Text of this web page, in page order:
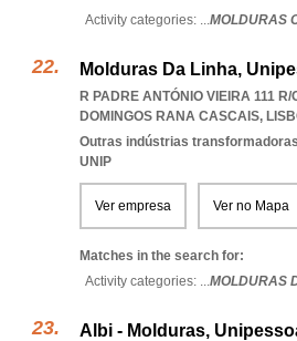
Activity categories: ...MOLDURAS
Molduras Da Linha,
R PADRE ANTÓNIO VIEIRA 111
DOMINGOS RANA CASCAIS,
Outras indústrias
UNIP
Ver empresa Ver no Mapa
Matches in the search for:
Activity categories: ...MOLDURAS
Albi - Molduras,